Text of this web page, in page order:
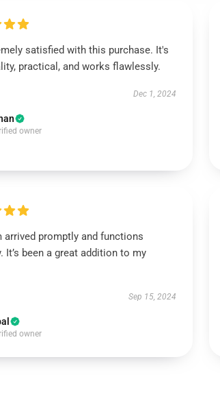
satisfied with this purchase. It's
practical, and works flawlessly.
Dec 1, 2024
owner
arrived promptly and functions
It’s been a great addition to my
Sep 15, 2024
owner